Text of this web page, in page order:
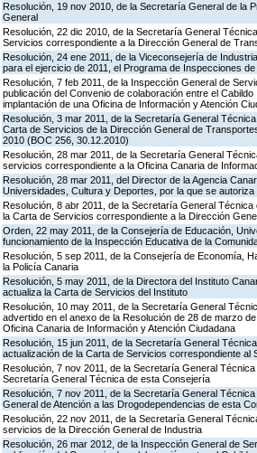
Resolución, 19 nov 2010, de la Secretaría General de la
General
Resolución, 22 dic 2010, de la Secretaría General
Servicios correspondiente a la Dirección General de
Resolución, 24 ene 2011, de la Viceconsejería de
para el ejercicio de 2011, el Programa de Inspecciones
Resolución, 7 feb 2011, de la Inspección General de
publicación del Convenio de colaboración entre el
implantación de una Oficina de Información y Atención
Resolución, 3 mar 2011, de la Secretaría General
Carta de Servicios de la Dirección General de
2010 (BOC 256, 30.12.2010)
Resolución, 28 mar 2011, de la Secretaría General
servicios correspondiente a la Oficina Canaria de
Resolución, 28 mar 2011, del Director de la Agencia
Universidades, Cultura y Deportes, por la que se
Resolución, 8 abr 2011, de la Secretaría General
la Carta de Servicios correspondiente a la Dirección
Orden, 22 may 2011, de la Consejería de Educación,
funcionamiento de la Inspección Educativa de la
Resolución, 5 sep 2011, de la Consejería de Economía,
la Policía Canaria
Resolución, 5 may 2011, de la Directora del Instituto
actualiza la Carta de Servicios del Instituto
Resolución, 10 may 2011, de la Secretaría General
advertido en el anexo de la Resolución de 28 de marzo
Oficina Canaria de Información y Atención Ciudadana
Resolución, 15 jun 2011, de la Secretaría General
actualización de la Carta de Servicios correspondiente al
Resolución, 7 nov 2011, de la Secretaría General
Secretaría General Técnica de esta Consejería
Resolución, 7 nov 2011, de la Secretaría General
General de Atención a las Drogodependencias de esta
Resolución, 22 nov 2011, de la Secretaría General
servicios de la Dirección General de Industria
Resolución, 26 mar 2012, de la Inspección General de